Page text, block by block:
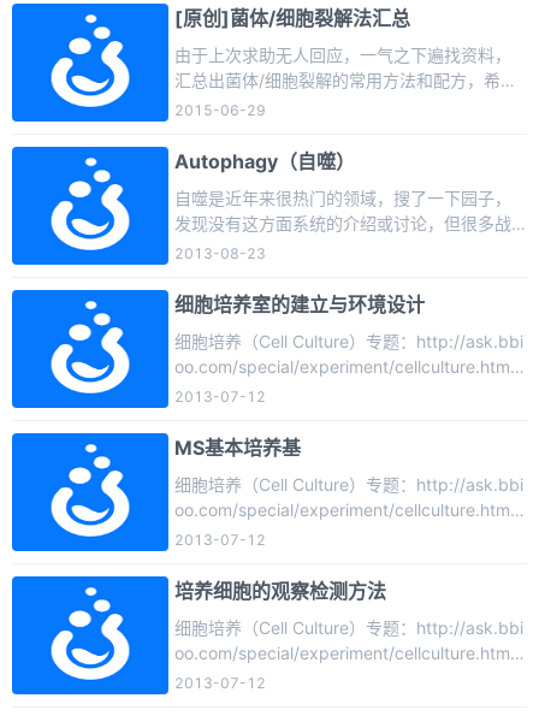
药物研究与开发：如干扰 ...
究的是细胞膜蛋白，请问需要离心吗，有说法
为了去除核酸吗，如果不去除，会有什么影
响，谢谢xhjggl 黏黏的是完整基因组的缘故，
可以超声或匀浆，提取膜蛋白，可以用以下产
[原创]菌体/细胞裂解法汇总
由于上次求助无人回应，一气之下遍找资料，
汇总出菌体/细胞裂解的常用方法和配方，希望
能对其它求助兄弟有所帮助。菌体/细胞裂解法
冰冻，室温融解，反复几次，由于细胞内冰粒
细胞结构破碎。http://cache.baidu.com/c?wo
rd=%B4%F3%B3%A6%3B%B8%CB%BE%FA%
2C%C1%D1%BD%E2&url=http%3A//www%
2015-06-29
Autophagy（自噬）
自噬是近年来很热门的领域，搜了一下园子，
发现没有这方面系统的介绍或讨论，但很多战
友有这方面的疑问，加上本人最近对此也非常
（说实在的，自噬属于丁香园哪一个版块的范
噬的战友共同学习，也欢迎大家提出自己的看
法，本人的目的就是交流。自噬的过程——从
一张图片开始：步骤1：细胞接受自噬诱导信号
2013-08-23
细胞培养室的建立与环境设计
细胞培养（Cell Culture）专题：http://ask.bbi
oo.com/special/experiment/cellculture.htm细
胞培养室是提供细胞生物学研究的基础实验
胞操作间、6个普通培养操作间，及配套实验室
orma细胞培养箱7台，普通倒置显微镜8台，普
通生物显微镜5台，荧光显微镜- ...
2013-07-12
MS基本培养基
细胞培养（Cell Culture）专题：http://ask.bbi
oo.com/special/experiment/cellculture.htmM
S基本培养基大量成分1 (mg/l)化学成分 含量 扩
1900 50 ...
2013-07-12
培养细胞的观察检测方法
细胞培养（Cell Culture）专题：http://ask.bbi
oo.com/special/experiment/cellculture.htm活
细胞的观察检测方法培养细胞常用的染色方法
2013-07-12